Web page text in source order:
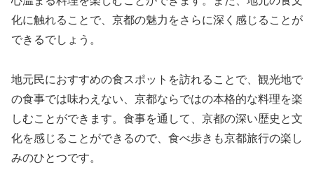
化に触れることで、京都の魅力をさらに深く感じることが
できるでしょう。
地元民におすすめの食スポットを訪れることで、観光地で
の食事では味わえない、京都ならではの本格的な料理を楽
しむことができます。食事を通して、京都の深い歴史と文
化を感じることができるので、食べ歩きも京都旅行の楽し
みのひとつです。